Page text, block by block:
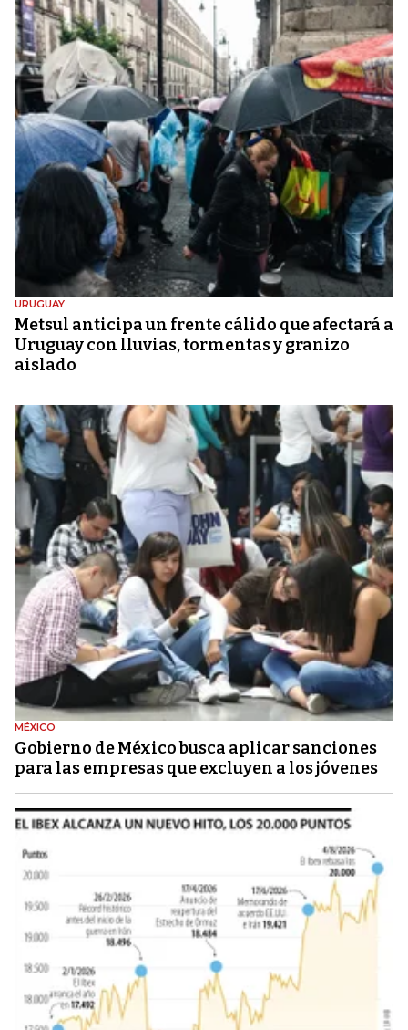
URUGUAY
Metsul anticipa un frente cálido que afectará a
Uruguay con lluvias, tormentas y granizo
aislado
MÉXICO
Gobierno de México busca aplicar sanciones
para las empresas que excluyen a los jóvenes